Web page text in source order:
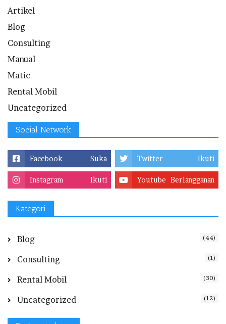
Artikel
Blog
Consulting
Manual
Matic
Rental Mobil
Uncategorized
Social Network
Facebook Suka Twitter Ikuti
Instagram Ikuti Youtube Berlangganan
Kategori
Blog (44)
Consulting (1)
Rental Mobil (30)
Uncategorized (12)